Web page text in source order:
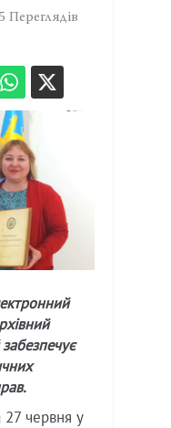
Переглядів
27 червня у